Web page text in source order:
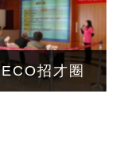
招才圈